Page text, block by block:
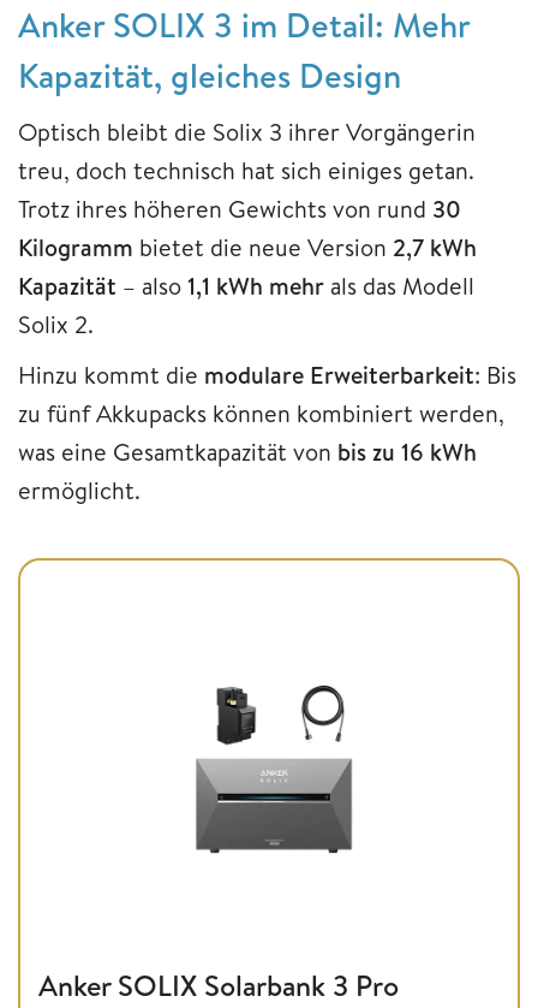
Anker SOLIX 3 im Detail: Mehr
Kapazität, gleiches Design
Optisch bleibt die Solix 3 ihrer Vorgängerin
treu, doch technisch hat sich einiges getan.
Trotz ihres höheren Gewichts von rund 30
Kilogramm bietet die neue Version 2,7 kWh
Kapazität – also1,1 kWh mehr als das Modell
Solix 2.
Hinzu kommt die modulare Erweiterbarkeit: Bis
zu fünf Akkupacks können kombiniert werden,
was eine Gesamtkapazität von bis zu 16 kWh
ermöglicht.
Anker SOLIX Solarbank 3 Pro